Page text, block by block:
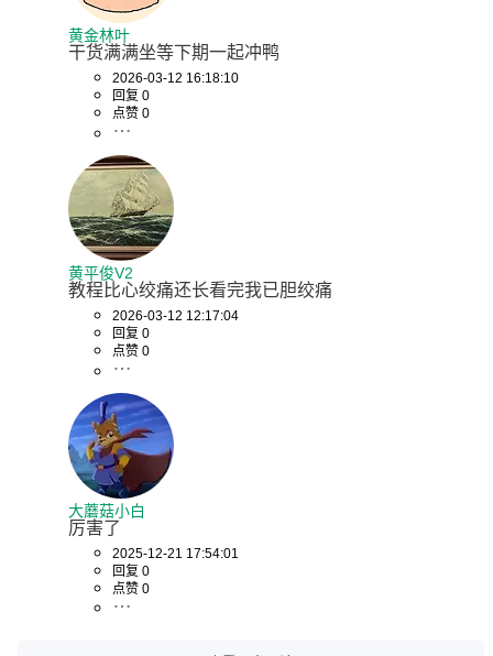
黄金林叶
干货满满坐等下期一起冲鸭
2026-03-12 16:18:10
回复 0
点赞 0
黄平俊V2
教程比心绞痛还长看完我已胆绞痛
2026-03-12 12:17:04
回复 0
点赞 0
大蘑菇小白
厉害了
2025-12-21 17:54:01
回复 0
点赞 0